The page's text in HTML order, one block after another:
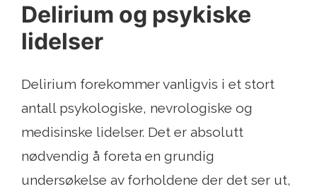
Delirium og psykiske
lidelser
Delirium forekommer vanligvis i et stort
antall psykologiske, nevrologiske og
medisinske lidelser. Det er absolutt
nødvendig å foreta en grundig
undersøkelse av forholdene der det ser ut,